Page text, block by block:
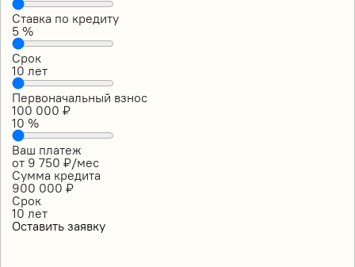
Ставка по кредиту
5 %
Срок
10 лет
Первоначальный взнос
100 000 ₽
10 %
Ваш платеж
от 9 750 ₽/мес
Сумма кредита
900 000 ₽
Срок
10 лет
Оставить заявку